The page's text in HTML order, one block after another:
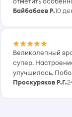
Байбабаев Р.10
Великолепный
супер.
улучшилось.
Проскуряков Р.Г.